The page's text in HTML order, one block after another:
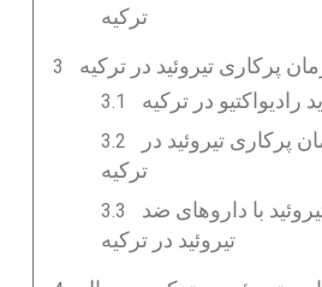
ترکیه
پرکاری تیروئید در ترکیه
رادیواکتیو در ترکیه
پرکاری تیروئید در
ترکیه
با داروهای ضد
تیروئید در ترکیه